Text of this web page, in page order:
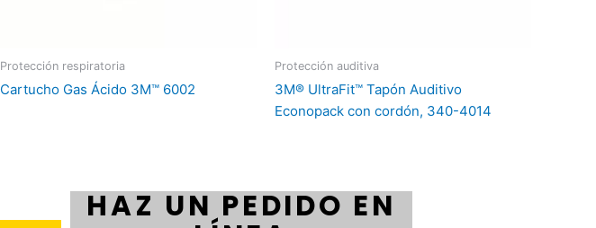
Protección respiratoria
Cartucho Gas Ácido 3M™ 6002
Protección auditiva
3M® UltraFit™ Tapón Auditivo
Econopack con cordón, 340-4014
HAZ UN PEDIDO EN